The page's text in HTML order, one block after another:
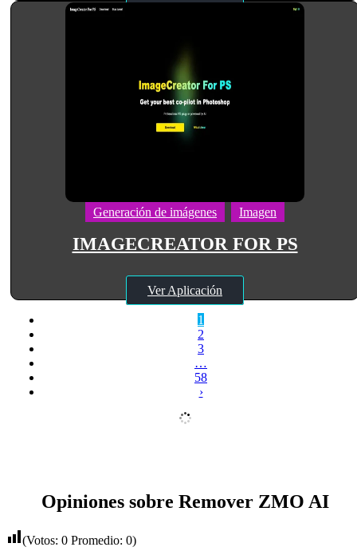
Generación de imágenes Imagen
IMAGECREATOR FOR PS
Ver Aplicación
1
2
3
…
58
›
Opiniones sobre Remover ZMO AI
(Votos: 0 Promedio: 0)